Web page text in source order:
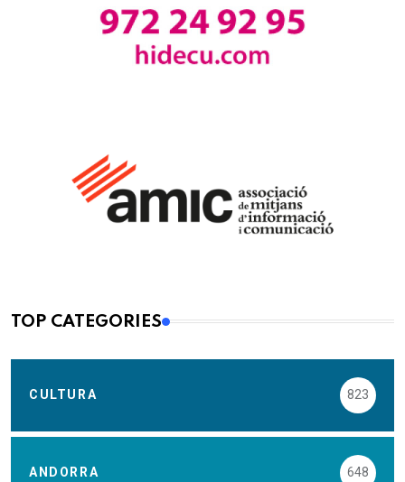
TOP CATEGORIES
CULTURA 823
ANDORRA 648